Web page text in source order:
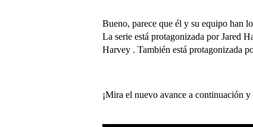
Bueno, parece que él y su equipo han
La serie está protagonizada por Jared
Harvey . También está protagonizada
¡Mira el nuevo avance a continuación